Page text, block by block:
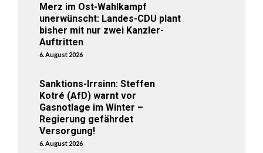
Merz im Ost-Wahlkampf
unerwünscht: Landes-CDU plant
bisher mit nur zwei Kanzler-
Auftritten
6. August 2026
Sanktions-Irrsinn: Steffen
Kotré (AfD) warnt vor
Gasnotlage im Winter –
Regierung gefährdet
Versorgung!
6. August 2026